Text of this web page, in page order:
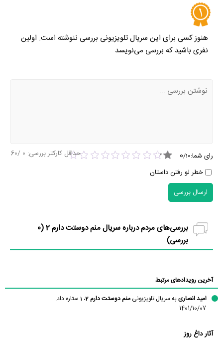
هنوز کسی برای این سریال تلویزیونی بررسی ننوشته است. اولین
نفری باشید که بررسی می‌نویسد
رای شما: 0/10
خطر لو رفتن داستان
حداقل کارکتر بررسی: 0
/60
ارسال بررسی
بررسی‌های مردم درباره سریال منم دوستت دارم 2 (
0
بررسی)
آخرین رویدادهای مرتبط
امید انصاریبه سریال تلویزیونی منم دوستت دارم 2 ، 1 ستاره داد.
1401/10/07
آثار داغ روز